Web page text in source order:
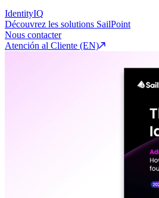
IdentityIQ
Découvrez les solutions SailPoint
Nous contacter
Atención al Cliente (EN)